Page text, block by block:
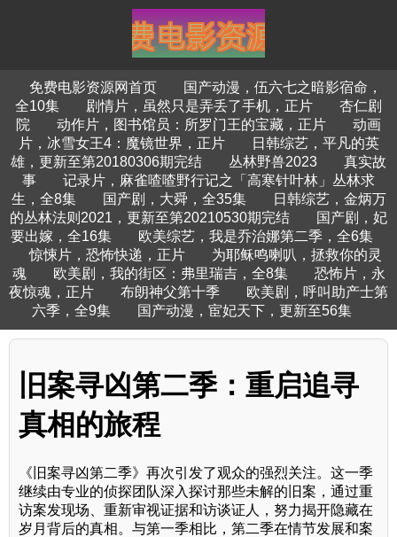
免费电影资源网首页
国产动漫，伍六七之暗影宿命，
全10集
剧情片，虽然只是弄丢了手机，正片
杏仁剧
院
动作片，图书馆员：所罗门王的宝藏，正片
动画
片，冰雪女王4：魔镜世界，正片
日韩综艺，平凡的英
雄，更新至第20180306期完结
丛林野兽2023
真实故
事
记录片，麻雀喳喳野行记之「高寒针叶林」丛林求
生，全8集
国产剧，大舜，全35集
日韩综艺，金炳万
的丛林法则2021，更新至第20210530期完结
国产剧，妃
要出嫁，全16集
欧美综艺，我是乔治娜第二季，全6集
惊悚片，恐怖快递，正片
为耶稣鸣喇叭，拯救你的灵
魂
欧美剧，我的街区：弗里瑞吉，全8集
恐怖片，永
夜惊魂，正片
布朗神父第十季
欧美剧，呼叫助产士第
六季，全9集
国产动漫，宦妃天下，更新至56集
旧案寻凶第二季：重启追寻
真相的旅程
《旧案寻凶第二季》再次引发了观众的强烈关注。这一季
继续由专业的侦探团队深入探讨那些未解的旧案，通过重
访案发现场、重新审视证据和访谈证人，努力揭开隐藏在
岁月背后的真相。与第一季相比，第二季在情节发展和案